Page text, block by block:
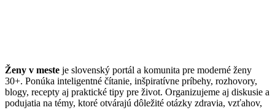
Ženy v meste je slovenský portál a komunita pre moderné ženy
30+. Ponúka inteligentné čítanie, inšpiratívne príbehy, rozhovory,
blogy, recepty aj praktické tipy pre život. Organizujeme aj diskusie a
podujatia na témy, ktoré otvárajú dôležité otázky zdravia, vzťahov,